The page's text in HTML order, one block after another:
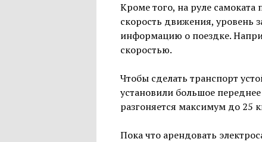
Кроме того, на руле самоката
скорость движения, уровень
информацию о поездке.
скоростью.
Чтобы сделать транспорт
установили большое
разгоняется максимум до 25
Пока что арендовать